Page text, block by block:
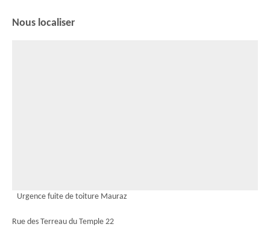
Nous localiser
Urgence fuite de toiture Mauraz
Rue des Terreau du Temple 22